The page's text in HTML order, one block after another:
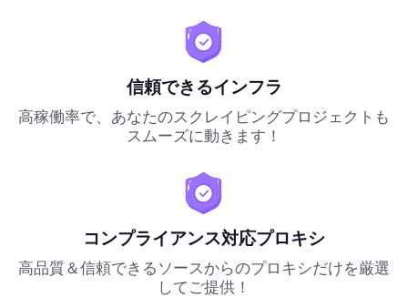
信頼できるインフラ
高稼働率で、あなたのスクレイピングプロジェクトも
スムーズに動きます！
コンプライアンス対応プロキシ
高品質＆信頼できるソースからのプロキシだけを厳選
してご提供！